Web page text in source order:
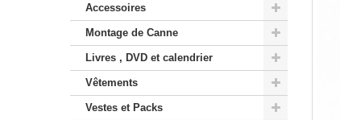
Accessoires
Montage de Canne
Livres , DVD et calendrier
Vêtements
Vestes et Packs